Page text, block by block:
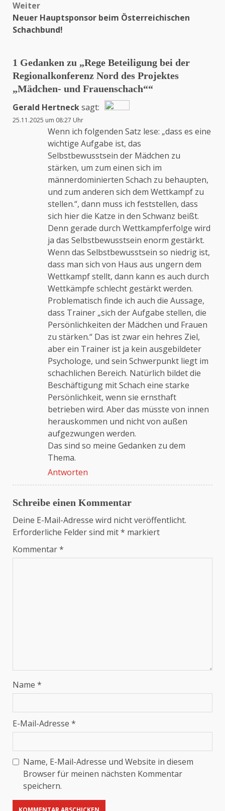
Weiter
Neuer Hauptsponsor beim Österreichischen
Schachbund!
1 Gedanken zu „Rege Beteiligung bei der
Regionalkonferenz Nord des Projektes
„Mädchen- und Frauenschach““
Gerald Hertnecksagt:
Das „Echte-Person“-Abzeichen!
Anti-Spam von CleanTalk
25.11.2025 um 08:27 Uhr
Wenn ich folgenden Satz lese: „dass es eine
wichtige Aufgabe ist, das
Selbstbewusstsein der Mädchen zu
stärken, um zum einen sich im
männerdominierten Schach zu behaupten,
und zum anderen sich dem Wettkampf zu
stellen.“, dann muss ich feststellen, dass
sich hier die Katze in den Schwanz beißt.
Denn gerade durch Wettkampferfolge wird
ja das Selbstbewusstsein enorm gestärkt.
Wenn das Selbstbewusstsein so niedrig ist,
dass man sich von Haus aus ungern dem
Wettkampf stellt, dann kann es auch durch
Wettkämpfe schlecht gestärkt werden.
Problematisch finde ich auch die Aussage,
dass Trainer „sich der Aufgabe stellen, die
Persönlichkeiten der Mädchen und Frauen
zu stärken.“ Das ist zwar ein hehres Ziel,
aber ein Trainer ist ja kein ausgebildeter
Psychologe, und sein Schwerpunkt liegt im
schachlichen Bereich. Natürlich bildet die
Beschäftigung mit Schach eine starke
Persönlichkeit, wenn sie ernsthaft
betrieben wird. Aber das müsste von innen
herauskommen und nicht von außen
aufgezwungen werden.
Das sind so meine Gedanken zu dem
Thema.
Antworten
Schreibe einen Kommentar
Deine E-Mail-Adresse wird nicht veröffentlicht.
Erforderliche Felder sind mit* markiert
Kommentar*
Name *
E-Mail-Adresse *
Name, E-Mail-Adresse und Website in diesem
Browser für meinen nächsten Kommentar
speichern.